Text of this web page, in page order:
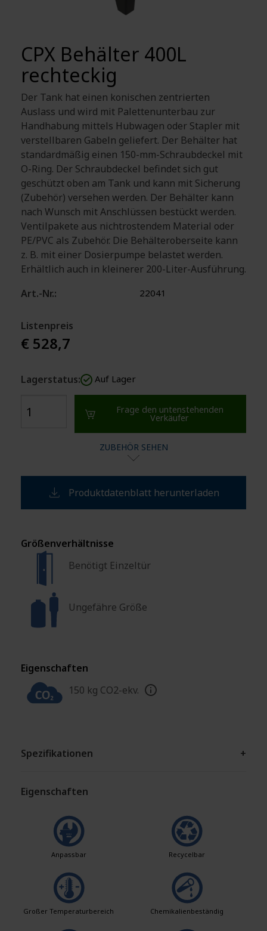
Größenverhältnisse
Benötigt Einzeltür
Ungefähre Größe
Eigenschaften
150 kg CO2-ekv.
Spezifikationen +
Eigenschaften
Anpassbar Recycelbar
Großer Temperaturbereich Chemikalienbeständig
CPX Behälter 400L
rechteckig
Der Tank hat einen konischen zentrierten
Auslass und wird mit Palettenunterbau zur
Handhabung mittels Hubwagen oder Stapler mit
verstellbaren Gabeln geliefert. Der Behälter hat
standardmäßig einen 150-mm-Schraubdeckel mit
O-Ring. Der Schraubdeckel befindet sich gut
geschützt oben am Tank und kann mit Sicherung
(Zubehör) versehen werden. Der Behälter kann
nach Wunsch mit Anschlüssen bestückt werden.
Ventilpakete aus nichtrostendem Material oder
PE/PVC als Zubehör. Die Behälteroberseite kann
z. B. mit einer Dosierpumpe belastet werden.
Erhältlich auch in kleinerer 200-Liter-Ausführung.
Art.-Nr.:
22041
Listenpreis
€ 528,7
Lagerstatus: Auf Lager
Frage den untenstehenden
Verkäufer
ZUBEHÖR SEHEN
Produktdatenblatt herunterladen